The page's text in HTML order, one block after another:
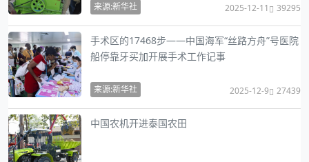
来源:新华社 2025-12-11 39295
手术区的17468步——中国海军“丝路方舟”号医院
船停靠牙买加开展手术工作记事
来源:新华社 2025-12-9 27439
中国农机开进泰国农田